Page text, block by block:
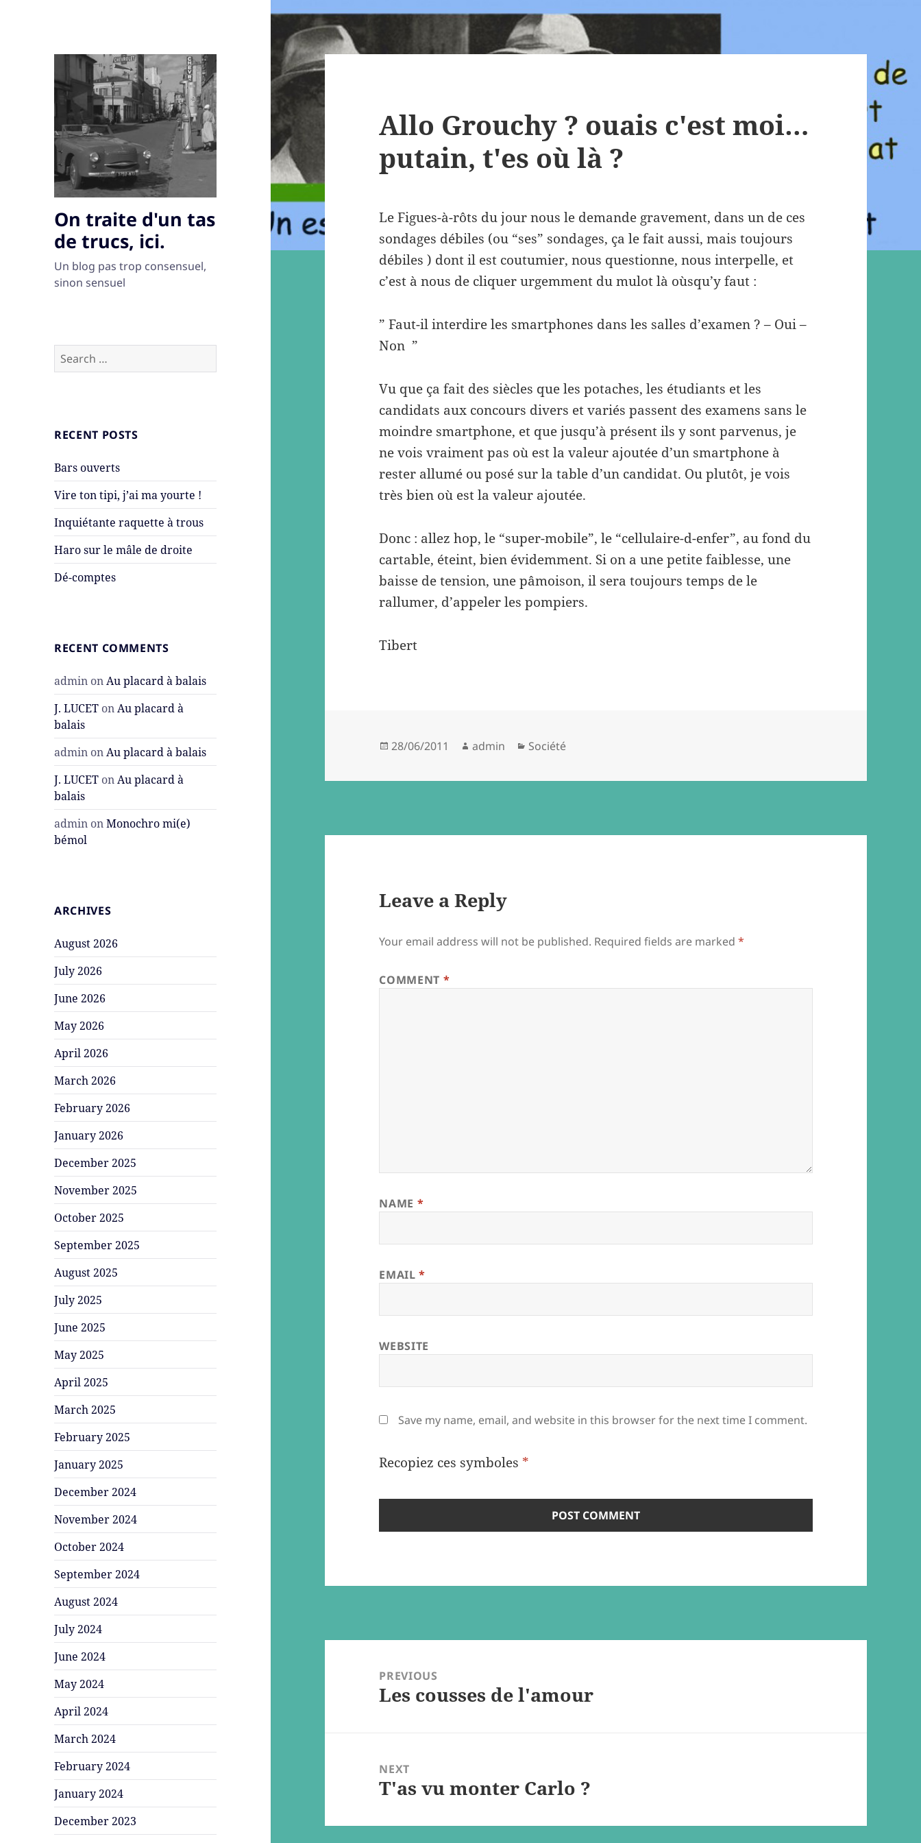
On traite d'un tas
de trucs, ici.
Un blog pas trop consensuel,
sinon sensuel
Search
for:
RECENT POSTS
Bars ouverts
Vire ton tipi, j’ai ma yourte !
Inquiétante raquette à trous
Haro sur le mâle de droite
Dé-comptes
RECENT COMMENTS
admin onAu placard à balais
J. LUCET onAu placard à
balais
admin onAu placard à balais
J. LUCET onAu placard à
balais
admin onMonochro mi(e)
bémol
ARCHIVES
August 2026
July 2026
June 2026
May 2026
April 2026
March 2026
February 2026
January 2026
December 2025
November 2025
October 2025
September 2025
August 2025
July 2025
June 2025
May 2025
April 2025
March 2025
February 2025
January 2025
December 2024
November 2024
October 2024
September 2024
August 2024
July 2024
June 2024
May 2024
April 2024
March 2024
February 2024
January 2024
December 2023
Allo Grouchy ? ouais c'est moi…
putain, t'es où là ?
Le Figues-à-rôts du jour nous le demande gravement, dans un de ces
sondages débiles (ou “ses” sondages, ça le fait aussi, mais toujours
débiles ) dont il est coutumier, nous questionne, nous interpelle, et
c’est à nous de cliquer urgemment du mulot là oùsqu’y faut :
” Faut-il interdire les smartphones dans les salles d’examen ? – Oui –
Non ”
Vu que ça fait des siècles que les potaches, les étudiants et les
candidats aux concours divers et variés passent des examens sans le
moindre smartphone, et que jusqu’à présent ils y sont parvenus, je
ne vois vraiment pas où est la valeur ajoutée d’un smartphone à
rester allumé ou posé sur la table d’un candidat. Ou plutôt, je vois
très bien où est la valeur ajoutée.
Donc : allez hop, le “super-mobile”, le “cellulaire-d-enfer”, au fond du
cartable, éteint, bien évidemment. Si on a une petite faiblesse, une
baisse de tension, une pâmoison, il sera toujours temps de le
rallumer, d’appeler les pompiers.
Tibert
Posted
28/06/2011 Author
admin Categories
Société
Leave a Reply
Your email address will not be published. Required fields are marked*
COMMENT *
NAME *
EMAIL*
WEBSITE
Save my name, email, and website in this browser for the next time I comment.
Recopiez ces symboles *
navigationPREVIOUS
Previous
Les cousses de l'amour
NEXT
Next
T'as vu monter Carlo ?